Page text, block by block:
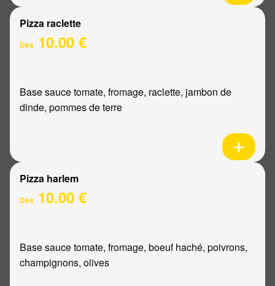
Pizza raclette
Dès 10.00 €
Base sauce tomate, fromage, raclette, jambon de
dinde, pommes de terre
Pizza harlem
Dès 10.00 €
Base sauce tomate, fromage, boeuf haché, poivrons,
champignons, olives